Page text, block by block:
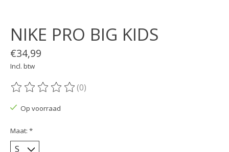
NIKE PRO BIG KIDS
€34,99
Incl. btw
De beoordeling van dit product is
(0)
Op voorraad
Maat: *